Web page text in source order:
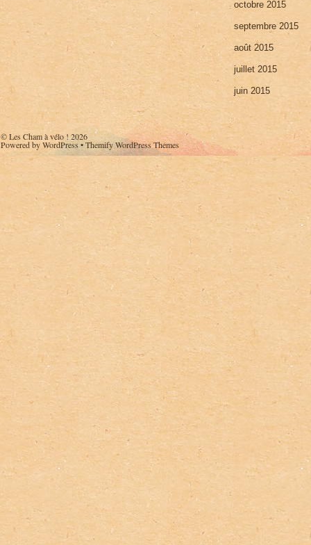
octobre 2015
septembre 2015
août 2015
juillet 2015
juin 2015
©Les Cham à vélo !2026
Powered byWordPress•Themify WordPress Themes